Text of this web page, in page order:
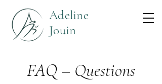
Adeline
Jouin
FAQ – Questions